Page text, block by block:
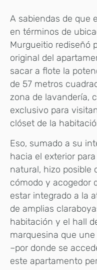
A sabiendas de que
en términos de
Murgueitio rediseñó
original del
sacar a flote la
de 57 metros
zona de lavandería,
exclusivo para
clóset de la
Eso, sumado a su
hacia el exterior
natural, hizo posible
cómodo y acogedor
estar integrado a la
de amplias
habitación y el hall
marquesina que
–por donde se
este apartamento